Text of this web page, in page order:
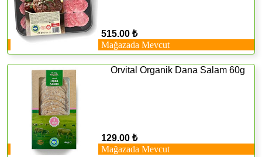
515.00 ₺
Mağazada Mevcut
Orvital Organik Dana Salam 60g
129.00 ₺
Mağazada Mevcut